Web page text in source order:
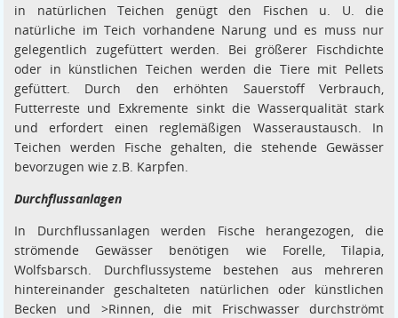
in natürlichen Teichen genügt den Fischen u. U. die
natürliche im Teich vorhandene Narung und es muss nur
gelegentlich zugefüttert werden. Bei größerer Fischdichte
oder in künstlichen Teichen werden die Tiere mit Pellets
gefüttert. Durch den erhöhten Sauerstoff Verbrauch,
Futterreste und Exkremente sinkt die Wasserqualität stark
und erfordert einen reglemäßigen Wasseraustausch. In
Teichen werden Fische gehalten, die stehende Gewässer
bevorzugen wie z.B. Karpfen.
Durchflussanlagen
In Durchflussanlagen werden Fische herangezogen, die
strömende Gewässer benötigen wie Forelle, Tilapia,
Wolfsbarsch. Durchflussysteme bestehen aus mehreren
hintereinander geschalteten natürlichen oder künstlichen
Becken und >Rinnen, die mit Frischwasser durchströmt